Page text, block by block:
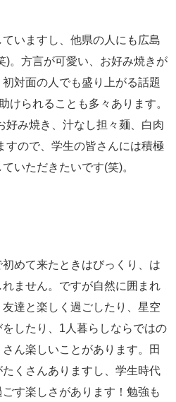
いますし、他県の人にも広島
)。方言が可愛い、お好み焼きが
対面の人でも盛り上がる話題
けられることも多々あります。
好み焼き、汁なし担々麺、白肉
ので、学生の皆さんには積極
いただきたいです(笑)。
めて来たときはびっくり、は
ません。ですが自然に囲まれ
達と楽しく過ごしたり、星空
したり、1人暮らしならではの
ん楽しいことがあります。田
くさんありますし、学生時代
す楽しさがあります！勉強も